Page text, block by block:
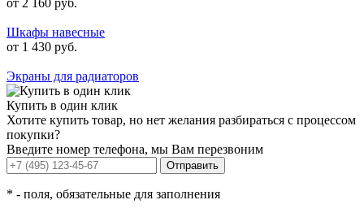
Шкафы навесные
от 1 430 руб.
Экраны для радиаторов
Купить в один клик
Хотите купить товар, но нет желания разбираться с процессом
покупки?
Введите номер телефона, мы Вам перезвоним
Отправить
* - поля, обязательные для заполнения